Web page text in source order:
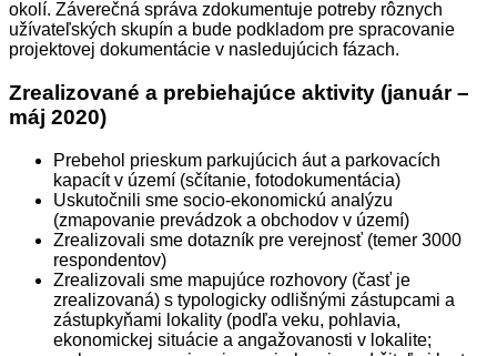
okolí. Záverečná správa zdokumentuje potreby rôznych
užívateľských skupín a bude podkladom pre spracovanie
projektovej dokumentácie v nasledujúcich fázach.
Zrealizované a prebiehajúce aktivity (január –
máj 2020)
Prebehol prieskum parkujúcich áut a parkovacích
kapacít v území (sčítanie, fotodokumentácia)
Uskutočnili sme socio-ekonomickú analýzu
(zmapovanie prevádzok a obchodov v území)
Zrealizovali sme dotazník pre verejnosť (temer 3000
respondentov)
Zrealizovali sme mapujúce rozhovory (časť je
zrealizovaná) s typologicky odlišnými zástupcami a
zástupkyňami lokality (podľa veku, pohlavia,
ekonomickej situácie a angažovanosti v lokalite;